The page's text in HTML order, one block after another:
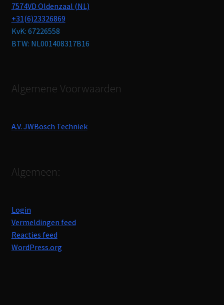
7574VD Oldenzaal (NL)
+31(6)23326869
KvK: 67226558
BTW: NL001408317B16
Algemene Voorwaarden
A.V. JWBosch Techniek
Algemeen:
Login
Vermeldingen feed
Reacties feed
WordPress.org